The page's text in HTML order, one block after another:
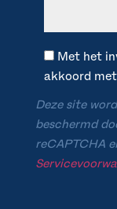
Met het
akkoord
Deze site
beschermd
reCAPTCHA